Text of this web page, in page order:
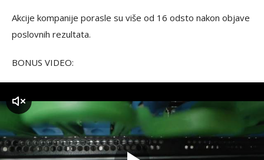
Akcije kompanije porasle su više od 16 odsto nakon objave
poslovnih rezultata.
BONUS VIDEO: